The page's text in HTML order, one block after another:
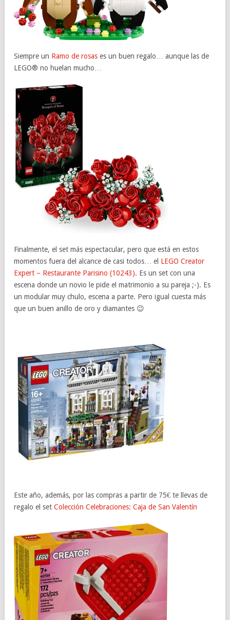
Siempre un Ramo de rosas es un buen regalo… aunque las de
LEGO® no huelan mucho…
Finalmente, el set más espectacular, pero que está en estos
momentos fuera del alcance de casi todos… el LEGO Creator
Expert – Restaurante Parisino (10243). Es un set con una
escena donde un novio le pide el matrimonio a su pareja ;-). Es
un modular muy chulo, escena a parte. Pero igual cuesta más
que un buen anillo de oro y diamantes 😉
Este año, además, por las compras a partir de 75€ te llevas de
regalo el set Colección Celebraciones: Caja de San Valentín